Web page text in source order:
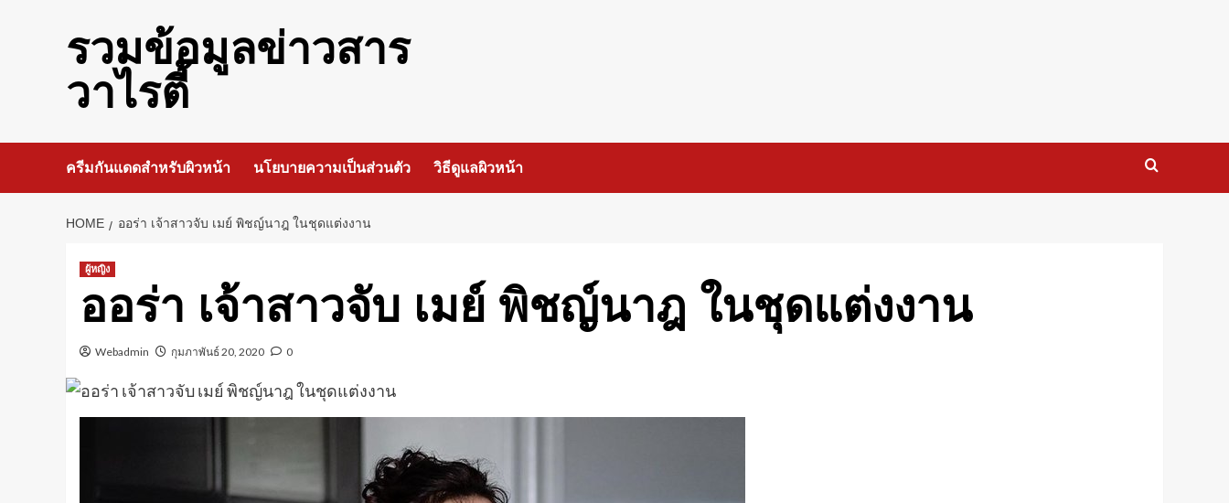
รวมข้อมูลข่าวสาร
วาไรตี้
ครีมกันแดดสำหรับผิวหน้า นโยบายความเป็นส่วนตัว วิธีดูแลผิวหน้า
HOME ออร่า เจ้าสาวจับ เมย์ พิชญ์นาฎ ในชุดแต่งงาน
ผู้หญิง
ออร่า เจ้าสาวจับ เมย์ พิชญ์นาฎ ในชุดแต่งงาน
Webadmin กุมภาพันธ์ 20, 2020 0